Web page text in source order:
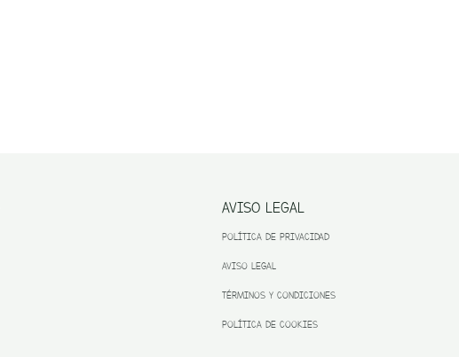
AVISO LEGAL
POLÍTICA DE PRIVACIDAD
AVISO LEGAL
TÉRMINOS Y CONDICIONES
POLÍTICA DE COOKIES